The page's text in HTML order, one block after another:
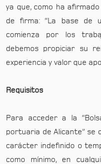
ya que, como ha
de firma: “La base de
comienza por los
debemos propiciar su
experiencia y valor que
Requisitos
Para acceder a la
portuaria de Alicante” se
carácter indefinido o
como mínimo, en